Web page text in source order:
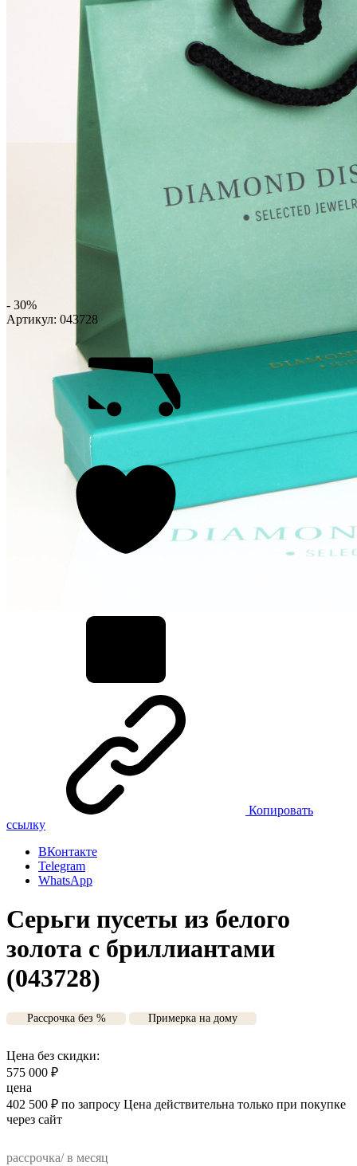
- 30%
Артикул: 043728
Копировать
ссылку
ВКонтакте
Telegram
WhatsApp
Серьги пусеты из белого
золота с бриллиантами
(043728)
Рассрочка без % Примерка на дому
Цена без скидки:
575 000 ₽
цена
402 500 ₽ по запросу Цена действительна только при покупке
через сайт
рассрочка/ в месяц